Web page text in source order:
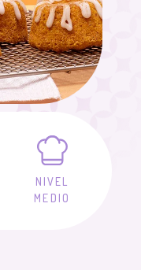
NIVEL
MEDIO